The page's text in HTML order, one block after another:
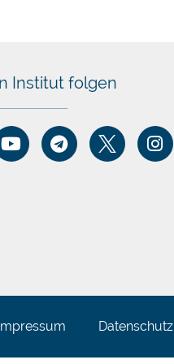
Institut folgen
Datenschutz